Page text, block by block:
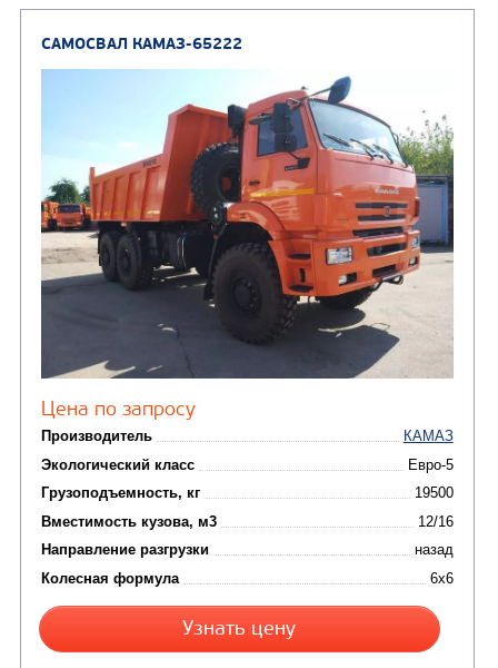
от 5 100 000
Экологический класс
Грузоподъемность, кг
Вместимость кузова, м3
Направление разгрузки